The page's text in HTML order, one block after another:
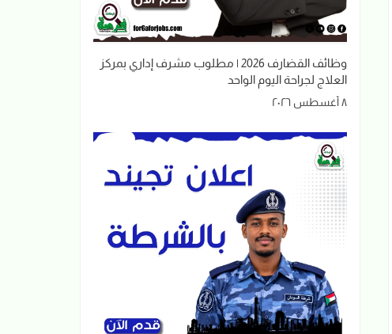
وظائف القضارف 2026 | مطلوب مشرف إداري بمركز
العلاج لجراحة اليوم الواحد
٨ أغسطس ٢٠٢٦